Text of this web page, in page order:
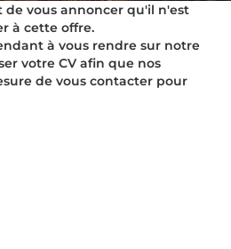
de vous annoncer qu'il n'est
à cette offre.
à vous rendre sur notre
votre CV afin que nos
de vous contacter pour